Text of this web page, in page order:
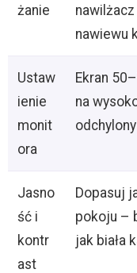
żanie
nawiewu
Ustaw
ienie
monit
ora
Ekran
na
Jasno
ść i
kontr
ast
Dopasuj
pokoju –
jak biała